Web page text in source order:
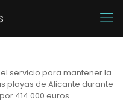
servicio para mantener la
playas de Alicante durante
por 414.000 euros